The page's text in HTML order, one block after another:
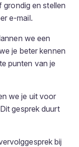
grondig en stellen
e-mail.
we een
je beter kennen
punten van je
we je uit voor
gesprek duurt
bij